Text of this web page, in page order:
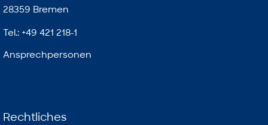
28359 Bremen
Tel.: +49 421 218-1
Ansprechpersonen
Rechtliches